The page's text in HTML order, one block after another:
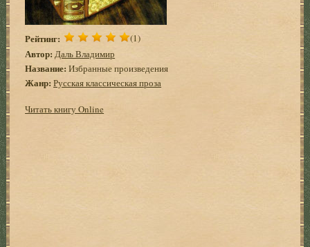
Рейтинг: (1)
Автор: Даль Владимир
Название: Избранные произведения
Жанр: Русская классическая проза
Читать книгу Online